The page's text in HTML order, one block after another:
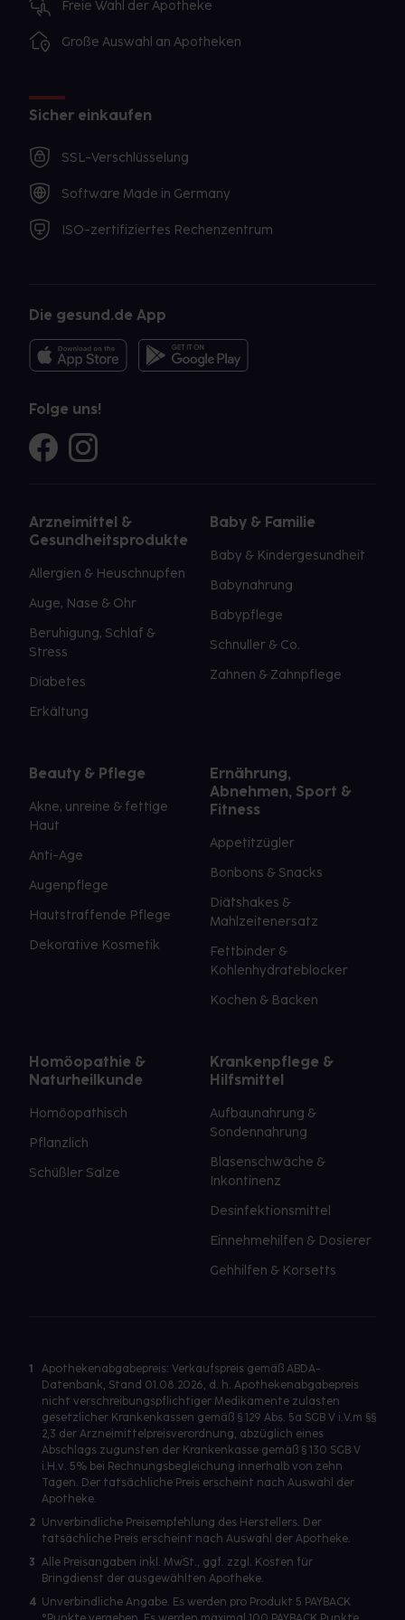
Freie Wahl der Apotheke
Große Auswahl an Apotheken
Sicher einkaufen
SSL-Verschlüsselung
Software Made in Germany
ISO-zertifiziertes Rechenzentrum
Die gesund.de App
Folge uns!
Arzneimittel &
Gesundheitsprodukte
Allergien & Heuschnupfen
Auge, Nase & Ohr
Beruhigung, Schlaf &
Stress
Diabetes
Erkältung
Baby & Familie
Baby & Kindergesundheit
Babynahrung
Babypflege
Schnuller & Co.
Zahnen & Zahnpflege
Beauty & Pflege
Akne, unreine & fettige
Haut
Anti-Age
Augenpflege
Hautstraffende Pflege
Dekorative Kosmetik
Ernährung,
Abnehmen, Sport &
Fitness
Appetitzügler
Bonbons & Snacks
Diätshakes &
Mahlzeitenersatz
Fettbinder &
Kohlenhydrateblocker
Kochen & Backen
Homöopathie &
Naturheilkunde
Homöopathisch
Pflanzlich
Schüßler Salze
Krankenpflege &
Hilfsmittel
Aufbaunahrung &
Sondennahrung
Blasenschwäche &
Inkontinenz
Desinfektionsmittel
Einnehmehilfen & Dosierer
Gehhilfen & Korsetts
1
Apothekenabgabepreis: Verkaufspreis gemäß ABDA-
Datenbank, Stand 01.08.2026, d. h. Apothekenabgabepreis
nicht verschreibungspflichtiger Medikamente zulasten
gesetzlicher Krankenkassen gemäß § 129 Abs. 5a SGB V i.V.m §§
2,3 der Arzneimittelpreisverordnung, abzüglich eines
Abschlags zugunsten der Krankenkasse gemäß § 130 SGB V
i.H.v. 5% bei Rechnungsbegleichung innerhalb von zehn
Tagen. Der tatsächliche Preis erscheint nach Auswahl der
Apotheke.
2 Unverbindliche Preisempfehlung des Herstellers. Der
tatsächliche Preis erscheint nach Auswahl der Apotheke.
3 Alle Preisangaben inkl. MwSt., ggf. zzgl. Kosten für
Bringdienst der ausgewählten Apotheke.
4 Unverbindliche Angabe. Es werden pro Produkt 5 PAYBACK